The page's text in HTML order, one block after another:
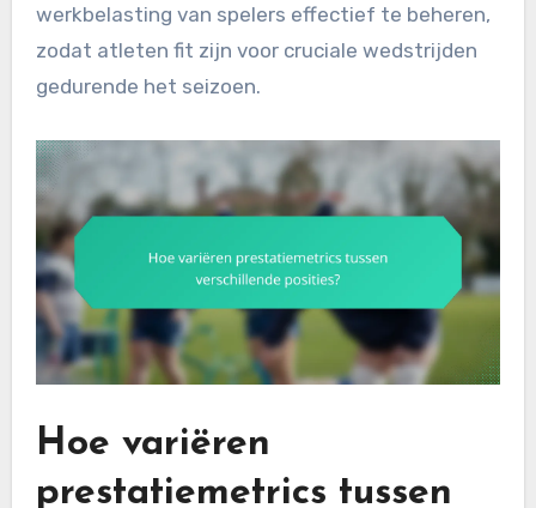
werkbelasting van spelers effectief te beheren,
zodat atleten fit zijn voor cruciale wedstrijden
gedurende het seizoen.
Hoe variëren
prestatiemetrics tussen